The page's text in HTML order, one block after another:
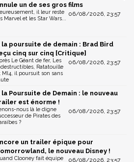
un de ses gros films
06/08/2026, 23:57
il leur reste
Marvel et les Star Wars...
la poursuite de demain : Brad Bird
cinq sur cinq [Critique]
06/08/2026, 23:57
Le Géant de fer, Les
Ratatouille
MI4, il poursuit son sans
la Poursuite de Demain : le nouveau
est énorme !
06/08/2026, 23:57
nous là le digne
de Pirates des
?
un trailer épique pour
le nouveau Disney !
06/08/2026, 23:57
Clooney fait équipe